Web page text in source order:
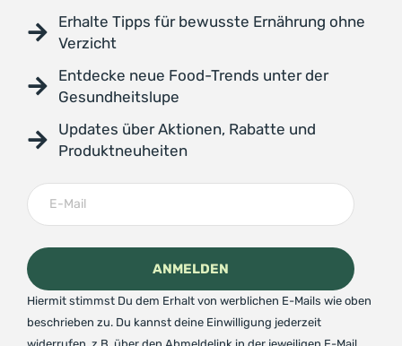
Erhalte Tipps für bewusste Ernährung ohne
Verzicht
Entdecke neue Food-Trends unter der
Gesundheitslupe
Updates über Aktionen, Rabatte und
Produktneuheiten
Hiermit stimmst Du dem Erhalt von werblichen E-Mails wie oben
beschrieben zu. Du kannst deine Einwilligung jederzeit